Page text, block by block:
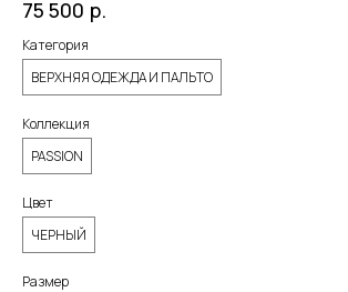
75 500 р.
Категория
ВЕРХНЯЯ ОДЕЖДА И ПАЛЬТО
Коллекция
PASSION
Цвет
ЧЕРНЫЙ
Размер